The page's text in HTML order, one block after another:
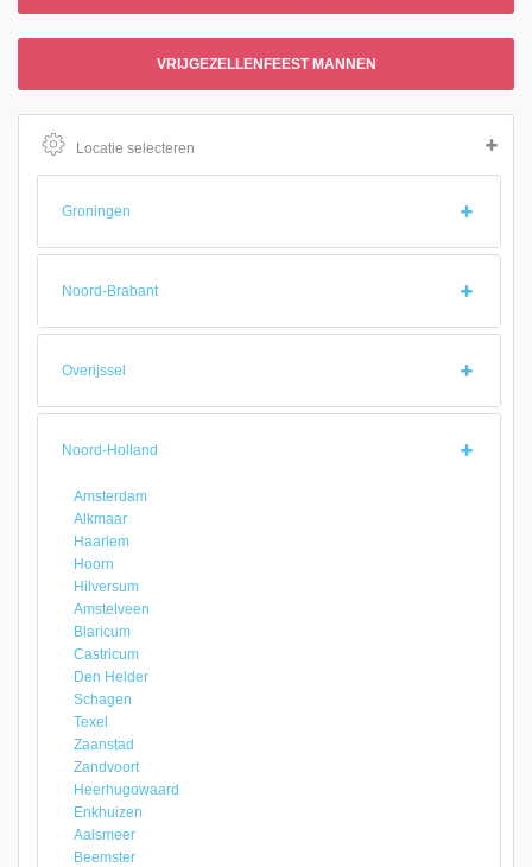
VRIJGEZELLENFEEST MANNEN
Locatie selecteren
Groningen
Noord-Brabant
Overijssel
Noord-Holland
Amsterdam
Alkmaar
Haarlem
Hoorn
Hilversum
Amstelveen
Blaricum
Castricum
Den Helder
Schagen
Texel
Zaanstad
Zandvoort
Heerhugowaard
Enkhuizen
Aalsmeer
Beemster